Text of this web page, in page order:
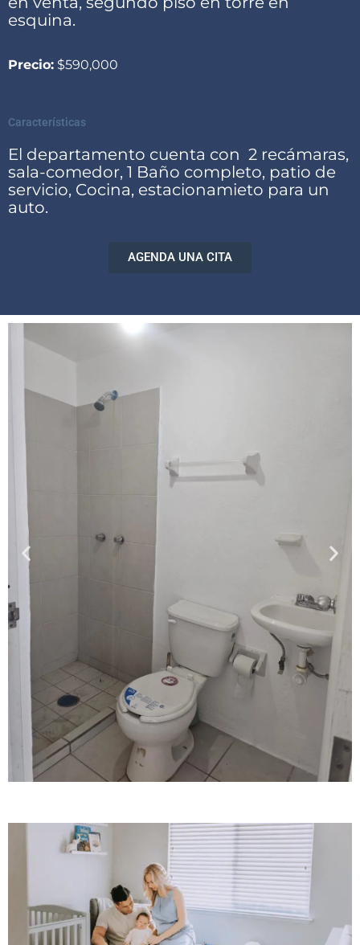
esquina.
Precio: $590,000
Características
El departamento cuenta con 2 recámaras,
sala-comedor, 1 Baño completo, patio de
servicio, Cocina, estacionamieto para un
auto.
AGENDA UNA CITA